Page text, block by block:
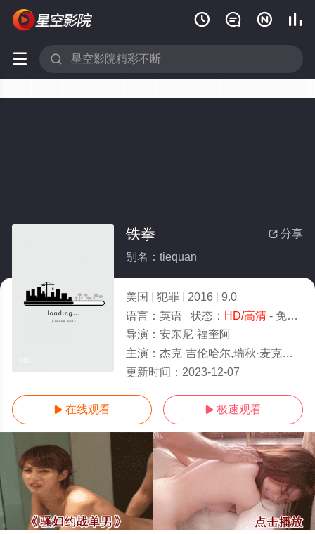
   
 
 分享
铁拳
别名：tiequan
美国 犯罪 2016
9.0
语言： 英语 状态： HD/高清- 免费在线观看
导演： 安东尼·福奎阿
主演： 杰克·吉伦哈尔,瑞秋·麦克亚当斯,娜奥米·哈里斯,福里斯特·惠特克,50分
更新时间： 2023-12-07
 在线观看  极速观看